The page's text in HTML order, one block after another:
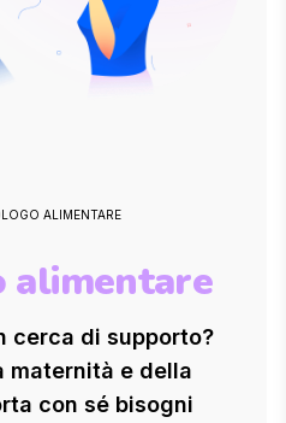
ALIMENTARE
alimentare
cerca di supporto?
maternità e della
con sé bisogni